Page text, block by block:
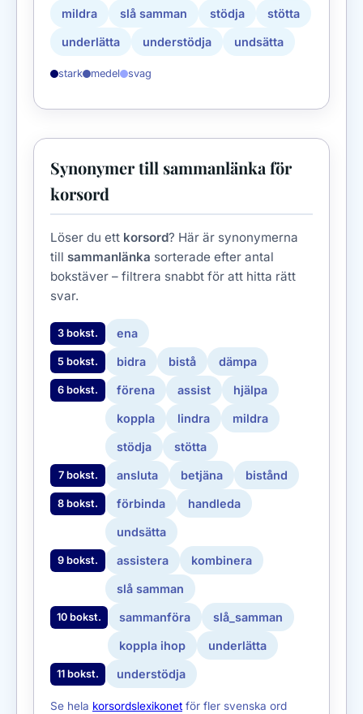
mildra slå samman stödja stötta
underlätta understödja undsätta
stark medel svag
Synonymer till sammanlänka för
korsord
Löser du ett korsord? Här är synonymerna
till sammanlänka sorterade efter antal
bokstäver – filtrera snabbt för att hitta rätt
svar.
3 bokst. ena
5 bokst. bidra bistå dämpa
6 bokst. förena assist hjälpa
koppla lindra mildra
stödja stötta
7 bokst. ansluta betjäna bistånd
8 bokst. förbinda handleda
undsätta
9 bokst. assistera kombinera
slå samman
10 bokst. sammanföra slå_samman
koppla ihop underlätta
11 bokst. understödja
Se hela korsordslexikonet för fler svenska ord